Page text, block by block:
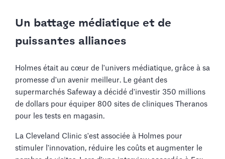
Un battage médiatique et de
puissantes alliances
Holmes était au cœur de l'univers médiatique, grâce à sa
promesse d'un avenir meilleur. Le géant des
supermarchés Safeway a décidé d'investir 350 millions
de dollars pour équiper 800 sites de cliniques Theranos
pour les tests en magasin.
La Cleveland Clinic s'est associée à Holmes pour
stimuler l'innovation, réduire les coûts et augmenter le